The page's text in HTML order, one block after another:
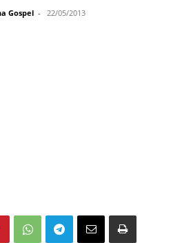
Gospel - 22/05/2013